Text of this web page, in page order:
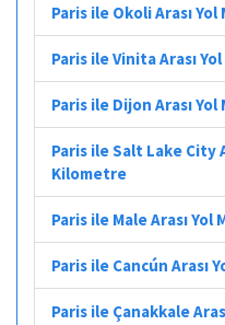
Paris ile Okoli Arası
Paris ile Vinita Arası
Paris ile Dijon Arası
Paris ile Salt Lake City
Kilometre
Paris ile Male Arası
Paris ile Cancún Arası
Paris ile Çanakkale